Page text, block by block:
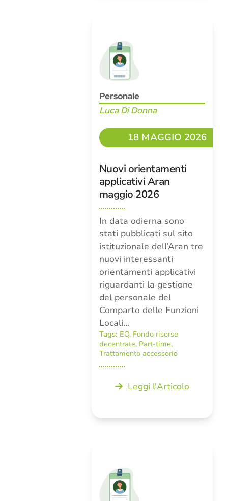
Personale
Luca Di Donna
18 MAGGIO 2026
Nuovi orientamenti
applicativi Aran
maggio 2026
In data odierna sono
stati pubblicati sul sito
istituzionale dell’Aran tre
nuovi interessanti
orientamenti applicativi
riguardanti la gestione
del personale del
Comparto delle Funzioni
Locali…
Tags: EQ, Fondo risorse
decentrate, Part-time,
Trattamento accessorio
Leggi l'Articolo